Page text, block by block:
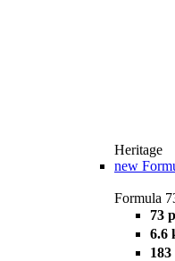
Heritage
new
Formula
73
6.6